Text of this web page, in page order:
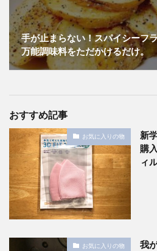
手が止まらない！スパイシーフ
万能調味料をただかけるだけ。
おすすめ記事
お気に入りの物
新
購
ィ
お気に入りの物
我